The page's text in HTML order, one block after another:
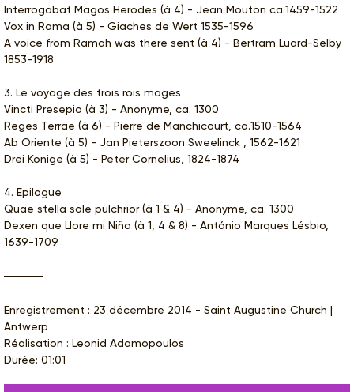
Interrogabat Magos Herodes (à 4) - Jean Mouton ca.1459-1522
Vox in Rama (à 5) - Giaches de Wert 1535-1596
A voice from Ramah was there sent (à 4) - Bertram Luard-Selby
1853-1918
3. Le voyage des trois rois mages
Vincti Presepio (à 3) - Anonyme, ca. 1300
Reges Terrae (à 6) - Pierre de Manchicourt, ca.1510-1564
Ab Oriente (à 5) - Jan Pieterszoon Sweelinck , 1562-1621
Drei Könige (à 5) - Peter Cornelius, 1824-1874
4. Epilogue
Quae stella sole pulchrior (à 1 & 4) - Anonyme, ca. 1300
Dexen que Llore mi Niño (à 1, 4 & 8) - António Marques Lésbio,
1639-1709
Enregistrement : 23 décembre 2014 - Saint Augustine Church |
Antwerp
Réalisation : Leonid Adamopoulos
Durée: 01:01